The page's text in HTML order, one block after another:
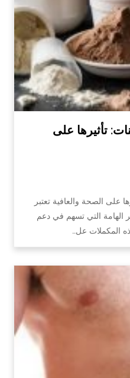
تأثيرها على
على الصحة والعافية تعتبر
الهامة التي تسهم في دعم
المكملات عل…